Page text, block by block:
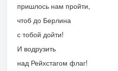
пришлось нам пройти,
чтоб до Берлина
с тобой дойти!
И водрузить
над Рейхстагом флаг!